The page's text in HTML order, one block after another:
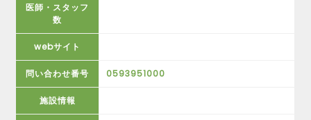
医師・スタッフ
数
webサイト
問い合わせ番号 0593951000
施設情報